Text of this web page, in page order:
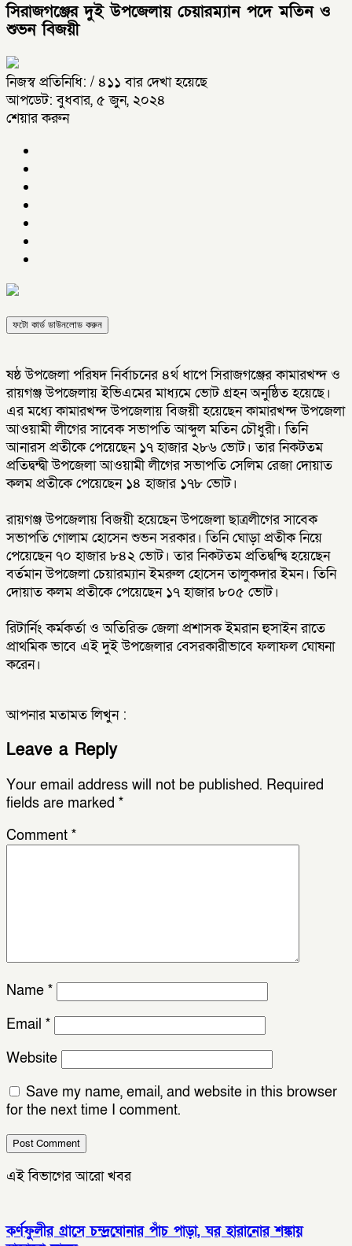
সিরাজগঞ্জের দুই উপজেলায় চেয়ারম্যান পদে মতিন ও
শুভন বিজয়ী
নিজস্ব প্রতিনিধি: / ৪১১ বার দেখা হয়েছে
আপডেট: বুধবার, ৫ জুন, ২০২৪
শেয়ার করুন
ফটো কার্ড ডাউনলোড করুন
ষষ্ঠ উপজেলা পরিষদ নির্বাচনের ৪র্থ ধাপে সিরাজগঞ্জের কামারখন্দ ও
রায়গঞ্জ উপজেলায় ইভিএমের মাধ্যমে ভোট গ্রহন অনুষ্ঠিত হয়েছে।
এর মধ্যে কামারখন্দ উপজেলায় বিজয়ী হয়েছেন কামারখন্দ উপজেলা
আওয়ামী লীগের সাবেক সভাপতি আব্দুল মতিন চৌধুরী। তিনি
আনারস প্রতীকে পেয়েছেন ১৭ হাজার ২৮৬ ভোট। তার নিকটতম
প্রতিদ্বন্দ্বী উপজেলা আওয়ামী লীগের সভাপতি সেলিম রেজা দোয়াত
কলম প্রতীকে পেয়েছেন ১৪ হাজার ১৭৮ ভোট।
রায়গঞ্জ উপজেলায় বিজয়ী হয়েছেন উপজেলা ছাত্রলীগের সাবেক
সভাপতি গোলাম হোসেন শুভন সরকার। তিনি ঘোড়া প্রতীক নিয়ে
পেয়েছেন ৭০ হাজার ৮৪২ ভোট। তার নিকটতম প্রতিদ্বন্দ্বি হয়েছেন
বর্তমান উপজেলা চেয়ারম্যান ইমরুল হোসেন তালুকদার ইমন। তিনি
দোয়াত কলম প্রতীকে পেয়েছেন ১৭ হাজার ৮০৫ ভোট।
রিটার্নিং কর্মকর্তা ও অতিরিক্ত জেলা প্রশাসক ইমরান হুসাইন রাতে
প্রাথমিক ভাবে এই দুই উপজেলার বেসরকারীভাবে ফলাফল ঘোষনা
করেন।
আপনার মতামত লিখুন :
Leave a Reply
Your email address will not be published. Required
fields are marked *
Comment *
Name *
Email *
Website
Save my name, email, and website in this browser
for the next time I comment.
এই বিভাগের আরো খবর
কর্ণফুলীর গ্রাসে চন্দ্রঘোনার পাঁচ পাড়া, ঘর হারানোর শঙ্কায়